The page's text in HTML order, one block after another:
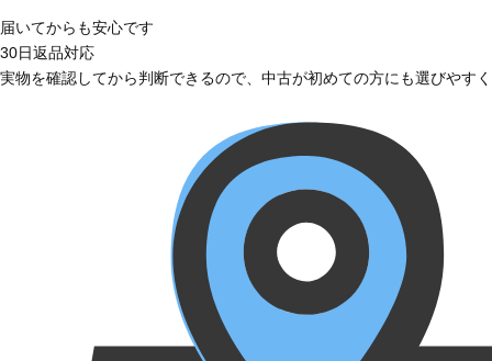
届いてからも安心です
30日返品対応
実物を確認してから判断できるので、中古が初めての方にも選びやす